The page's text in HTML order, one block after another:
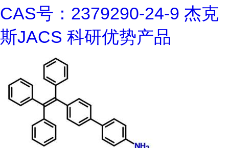
CAS号：2379290-24-9 杰克
斯JACS 科研优势产品